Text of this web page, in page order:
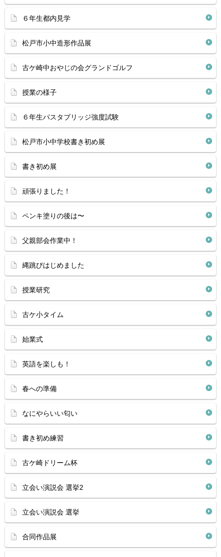
６年生都内見学
松戸市小中造形作品展
古ケ崎中おやじの会グランドゴルフ
授業の様子
６年生パスタブリッジ強度試験
松戸市小中学校書き初め展
書き初め展
頑張りました！
ペンキ塗りの後は〜
父親部会作業中！
縄跳びはじめました
授業研究
古ケ小タイム
始業式
英語を楽しも！
春への準備
なにやらいい匂い
書き初め練習
古ケ崎ドリーム杯
立会い演説会 選挙2
立会い演説会 選挙
合同作品展